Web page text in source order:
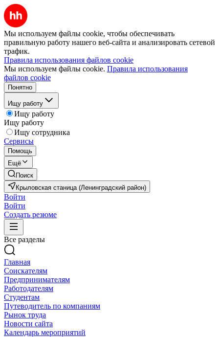
Мы используем файлы cookie, чтобы обеспечивать
правильную работу нашего веб-сайта и анализировать сетевой
трафик.
Правила использования файлов cookie
Мы используем файлы cookie. Правила использования
файлов cookie
Понятно
Ищу работу
Ищу работу
Ищу работу
Ищу сотрудника
Сервисы
Помощь
Ещё
Поиск
Крыловская станица (Ленинградский район)
Войти
Войти
Создать резюме
Все разделы
Главная
Соискателям
Предпринимателям
Работодателям
Студентам
Путеводитель по компаниям
Рынок труда
Новости сайта
Календарь мероприятий